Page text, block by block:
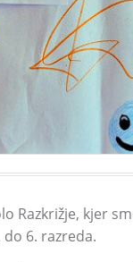
Razkrižje, kjer
do 6. razreda.